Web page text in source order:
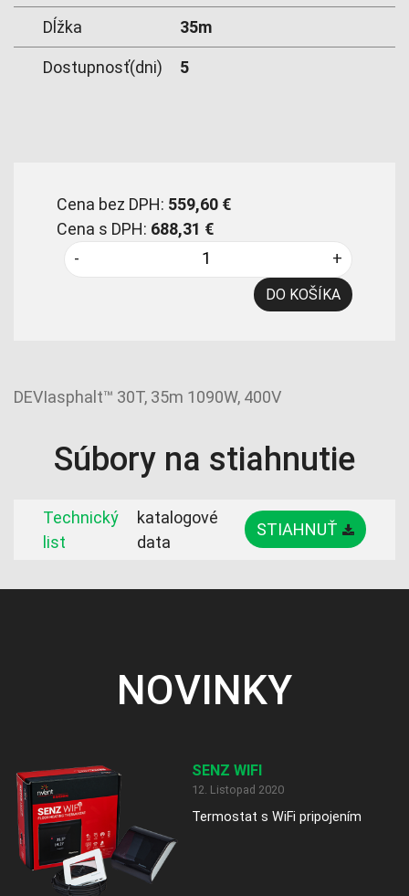
Dĺžka 35m
Dostupnosť(dni) 5
Cena bez DPH: 559,60 €
Cena s DPH: 688,31 €
-
+
DO KOŠÍKA
DEVIasphalt™ 30T, 35m 1090W, 400V
Súbory na stiahnutie
Technický
list
katalogové
data
STIAHNUŤ
NOVINKY
SENZ WIFI
12. Listopad 2020
Termostat s WiFi pripojením